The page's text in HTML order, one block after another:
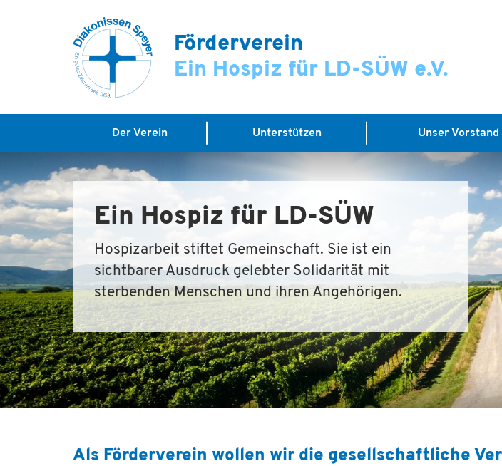
Förderverein
Ein Hospiz für LD-SÜW e.V.
Der Verein Unterstützen Unser Vorstand
Ein Hospiz für LD-SÜW
Hospizarbeit stiftet Gemeinschaft. Sie ist ein
sichtbarer Ausdruck gelebter Solidarität mit
sterbenden Menschen und ihren Angehörigen.
Als Förderverein wollen wir die gesellschaftliche